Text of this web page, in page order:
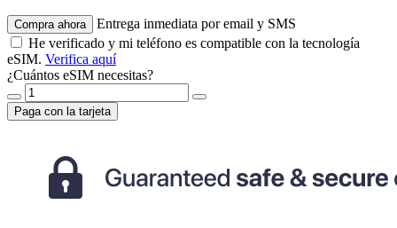
Compra ahora
Entrega inmediata por email y SMS
He verificado y mi teléfono es compatible con la tecnología
eSIM. Verifica aquí
¿Cuántos eSIM necesitas?
Paga con la tarjeta